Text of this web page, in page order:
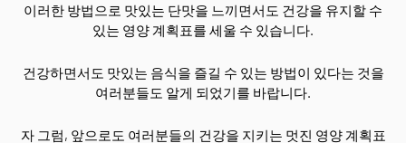
이러한 방법으로 맛있는 단맛을 느끼면서도 건강을 유지할 수
있는 영양 계획표를 세울 수 있습니다.
건강하면서도 맛있는 음식을 즐길 수 있는 방법이 있다는 것을
여러분들도 알게 되었기를 바랍니다.
자 그럼, 앞으로도 여러분들의 건강을 지키는 멋진 영양 계획표